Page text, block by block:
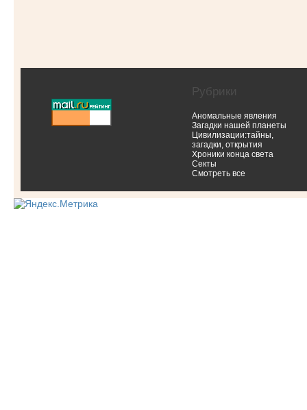
Рубрики
Аномальные явления
Загадки нашей планеты
Цивилизации:тайны,
загадки, открытия
Хроники конца света
Секты
Смотреть все